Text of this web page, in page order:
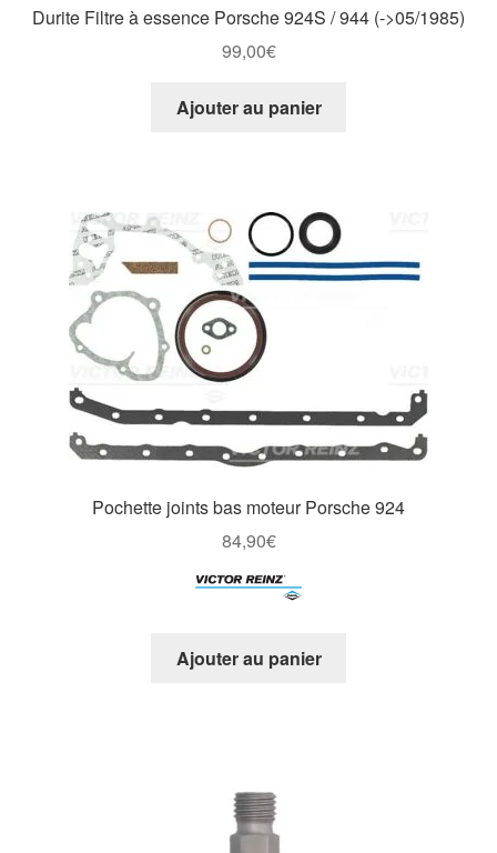
Durite Filtre à essence Porsche 924S / 944 (->05/1985)
99,00€
Ajouter au panier
Pochette joints bas moteur Porsche 924
84,90€
Ajouter au panier